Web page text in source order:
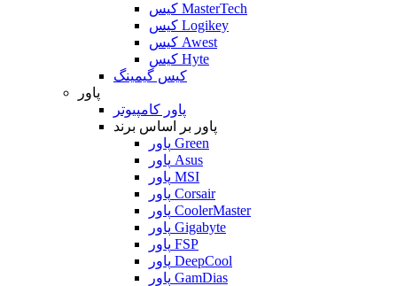
کیس MasterTech
کیس Logikey
کیس Awest
کیس Hyte
کیس گیمینگ
پاور
پاور کامپیوتر
پاور بر اساس برند
پاور Green
پاور Asus
پاور MSI
پاور Corsair
پاور CoolerMaster
پاور Gigabyte
پاور FSP
پاور DeepCool
پاور GamDias